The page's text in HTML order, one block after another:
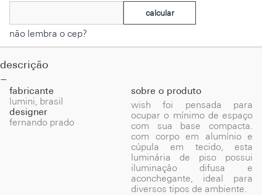
calcular
não lembra o cep?
descrição
fabricante
lumini, brasil
designer
fernando prado
sobre o produto
wish foi pensada para
ocupar o mínimo de espaço
com sua base compacta.
com corpo em alumínio e
cúpula em tecido, esta
luminária de piso possui
iluminação difusa e
aconchegante, ideal para
diversos tipos de ambiente.